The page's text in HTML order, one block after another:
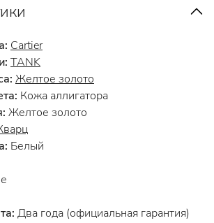
Cartier
TANK
Желтое золото
Кожа аллигатора
Желтое золото
Белый
Два года (официальная гарантия)